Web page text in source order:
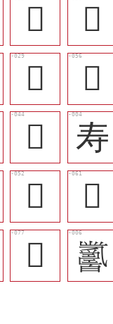
󱉆 󱉇
󱉂 󱉘
󱉍 寿
󱉔 󱉝
󱉨 𤕋